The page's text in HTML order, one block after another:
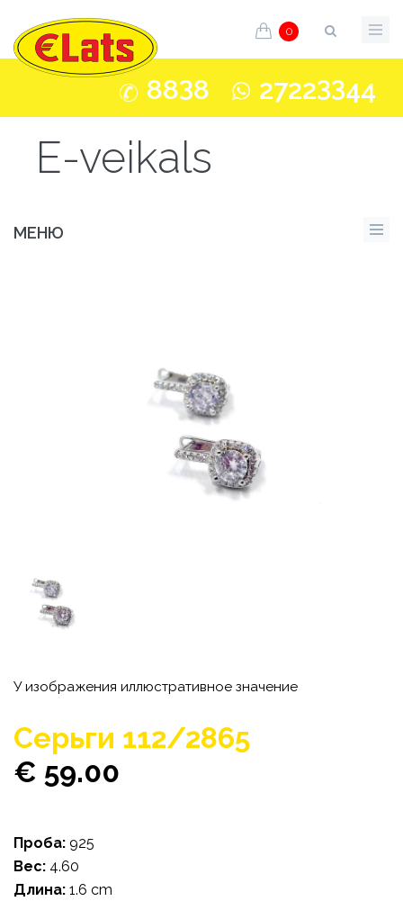
0
8838 27223344
E-veikals
МЕНЮ
У изображения иллюстративное значение
Cерьги 112/2865
€ 59.00
Проба: 925
Bес: 4.60
Длина: 1.6 cm